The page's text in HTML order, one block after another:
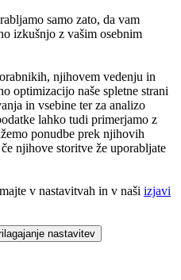
samo zato, da vam
izkušnjo z vašim osebnim
njihovem vedenju in
optimizacijo naše spletne strani
in vsebine ter za analizo
lahko tudi primerjamo z
ponudbe prek njihovih
njihove storitve že uporabljate
v nastavitvah in v naši izjavi
nastavitev